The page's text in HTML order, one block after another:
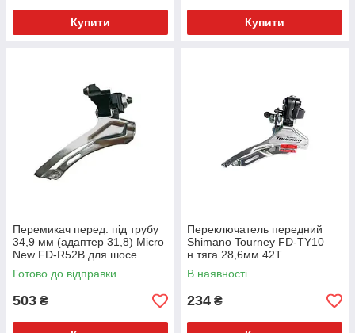
Купити Купити
Перемикач перед. під трубу
34,9 мм (адаптер 31,8) Micro
New FD-R52B для шосе
(металік)
Готово до відправки
503 ₴
Переключатель передний
Shimano Tourney FD-TY10
н.тяга 28,6мм 42Т
В наявності
234 ₴